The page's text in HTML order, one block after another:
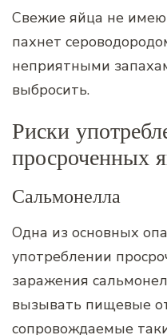
Свежие яйца не
пахнет
неприятными
выбросить.
Риски
просроченных
Сальмонелла
Одна из основных
употреблении
заражения
вызывать пищевые
сопровождаемые